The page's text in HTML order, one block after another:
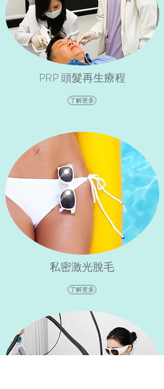
PRP 頭髮再生療程
了解更多
私密激光脫毛
了解更多